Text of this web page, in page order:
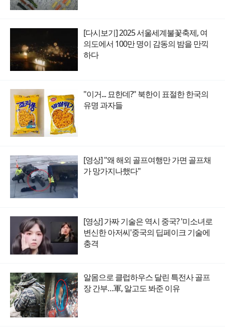
[다시보기] 2025 서울세계불꽃축제, 여
의도에서 100만 명이 감동의 밤을 만끽
하다
"이거... 묘한데?" 북한이 표절한 한국의
유명 과자들
[영상] "왜 해외 골프여행만 가면 골프채
가 망가지나했다"
[영상] 가짜 기술은 역시 중국? '미소녀로
변신한 아저씨'중국의 딥페이크 기술에
충격
알몸으로 클럽하우스 달린 특전사 골프
장 간부…軍, 알고도 봐준 이유